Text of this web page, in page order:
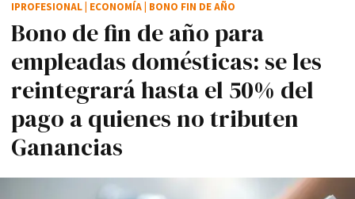
Bono de fin de año para
empleadas domésticas: se les
reintegrará hasta el 50% del
pago a quienes no tributen
Ganancias
IPROFESIONAL ECONOMÍA BONO FIN DE AÑO